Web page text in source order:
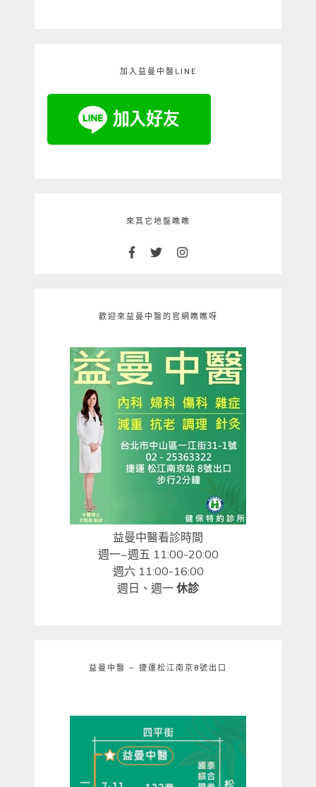
加入益曼中醫LINE
來其它地盤瞧瞧
歡迎來益曼中醫的官網瞧瞧呀
益曼中醫看診時間
週一~週五 11:00-20:00
週六 11:00-16:00
週日、週一 休診
益曼中醫 – 捷運松江南京8號出口